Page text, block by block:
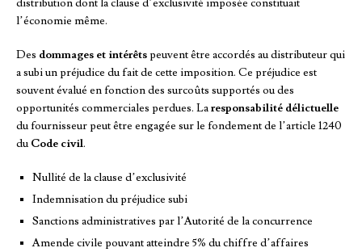
distribution dont la clause d’exclusivité imposée constituait
l’économie même.
Des dommages et intérêtspeuvent être accordés au distributeur qui
a subi un préjudice du fait de cette imposition. Ce préjudice est
souvent évalué en fonction des surcoûts supportés ou des
opportunités commerciales perdues. Laresponsabilité délictuelle
du fournisseur peut être engagée sur le fondement de l’article 1240
duCode civil.
Nullité de la clause d’exclusivité
Indemnisation du préjudice subi
Sanctions administratives par l’Autorité de la concurrence
Amende civile pouvant atteindre 5% du chiffre d’affaires